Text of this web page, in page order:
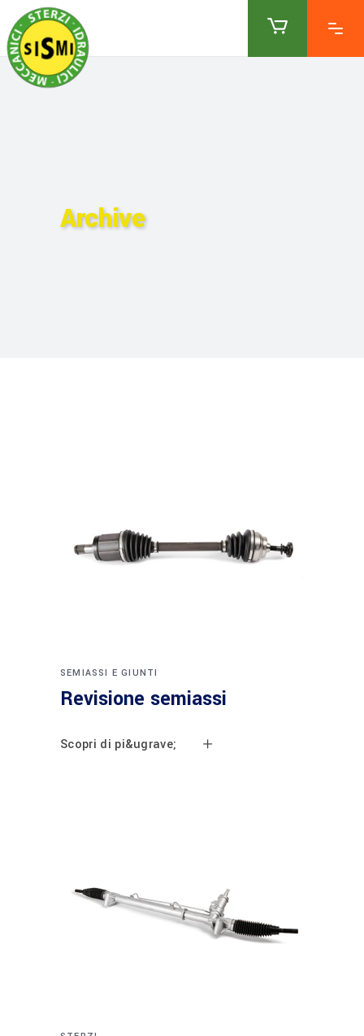
Archive
SEMIASSI E GIUNTI
Revisione semiassi
Scopri di pi&ugrave;